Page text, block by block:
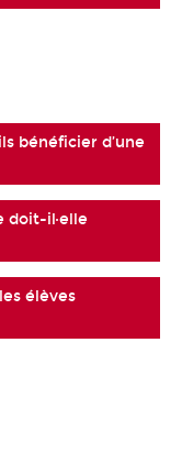
bénéficier d’une
doit-il·elle
élèves